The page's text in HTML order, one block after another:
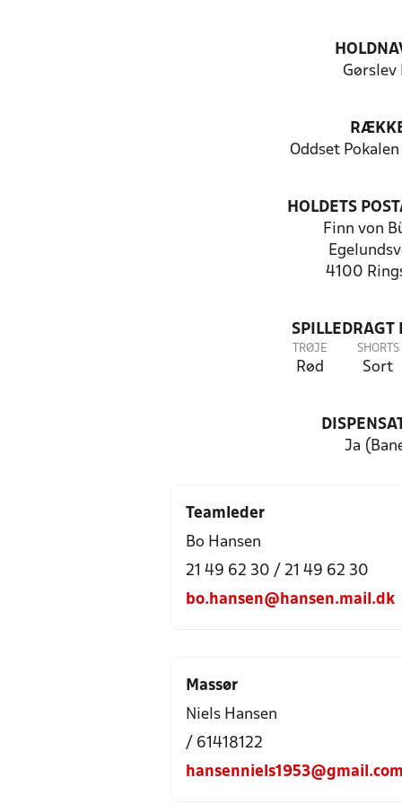
Gørslev
Oddset
HOLDETS
Finn von
4100
SPILLEDRAGT
TRØJE
Rød
SHORTS
Sort
Ja
Teamleder
Bo Hansen
21 49 62 30 / 21 49 62 30
bo.hansen@hansen.mail.dk
Massør
Niels Hansen
/ 61418122
hansenniels1953@gmail.com